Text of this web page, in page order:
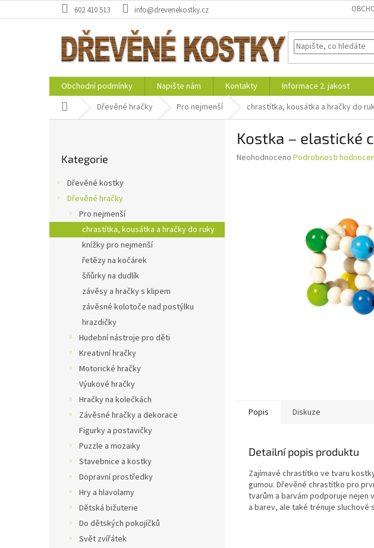
na
602 410 513 info@drevenekostky.cz
Obchodní podmínky Napište nám Kontakty
Informace 2. jakost
Domů Dřevěné hračky Pro nejmenší chrastítka, kousátka a hračky do
kategorie
Kategorie
Dřevěné kostky
Dřevěné hračky
Pro nejmenší
chrastítka, kousátka a hračky do ruky
knížky pro nejmenší
řetězy na kočárek
šňůrky na dudlík
závěsy a hračky s klipem
závěsné kolotoče nad postýlku
hrazdičky
Hudební nástroje pro děti
Kreativní hračky
Motorické hračky
Výukové hračky
Hračky na kolečkách
Závěsné hračky a dekorace
Figurky a postavičky
Puzzle a mozaiky
Stavebnice a kostky
Dopravní prostředky
Hry a hlavolamy
Dětská bižuterie
Do dětských pokojíčků
Svět zvířátek
Kostka – elastické
Průměrné
Neohodnoceno Podrobnosti
Popis Diskuze
Detailní popis produktu
Zajímavé chrastítko ve tvaru
gumou. Dřevěné chrastítko pro
tvarům a barvám podporuje
a barev, ale také trénuje sluchové